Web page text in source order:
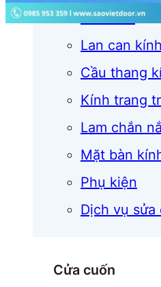
Mái kính
Lan can kính
Cầu thang
Kính trang
Lam chắn
Mặt bàn
Phụ kiện
Dịch vụ sửa
Cửa cuốn